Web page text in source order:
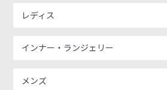
レディス
インナー・ランジェリー
メンズ